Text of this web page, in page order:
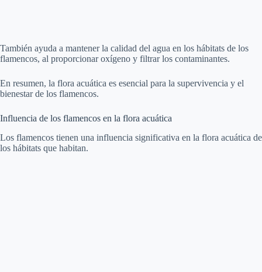
También ayuda a mantener la calidad del agua en los hábitats de los
flamencos, al proporcionar oxígeno y filtrar los contaminantes.
En resumen, la flora acuática es esencial para la supervivencia y el
bienestar de los flamencos.
Influencia de los flamencos en la flora acuática
Los flamencos tienen una influencia significativa en la flora acuática de
los hábitats que habitan.